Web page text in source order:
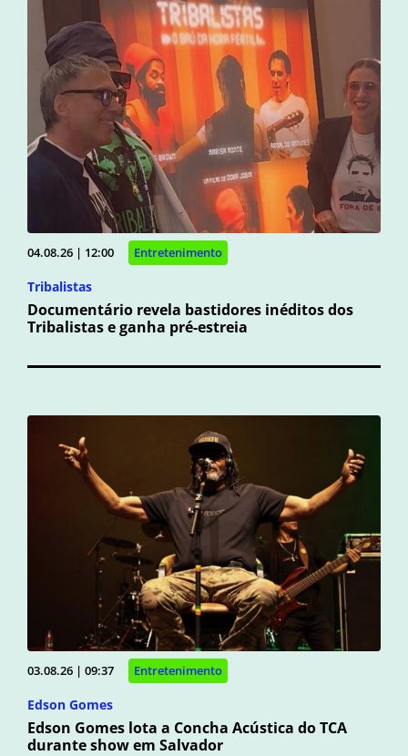
04.08.26 | 12:00 Entretenimento
Tribalistas
Documentário revela bastidores inéditos dos
Tribalistas e ganha pré-estreia
03.08.26 | 09:37 Entretenimento
Edson Gomes
Edson Gomes lota a Concha Acústica do TCA
durante show em Salvador